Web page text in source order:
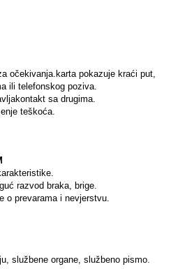
očekivanja.karta pokazuje kraći put,
ili telefonskog poziva.
sa drugima.
teškoća.
razvod braka, brige.
o prevarama i nevjerstvu.
službene organe, službeno pismo.